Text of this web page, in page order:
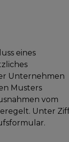
eines
Unternehmen
Musters
vom
Unter